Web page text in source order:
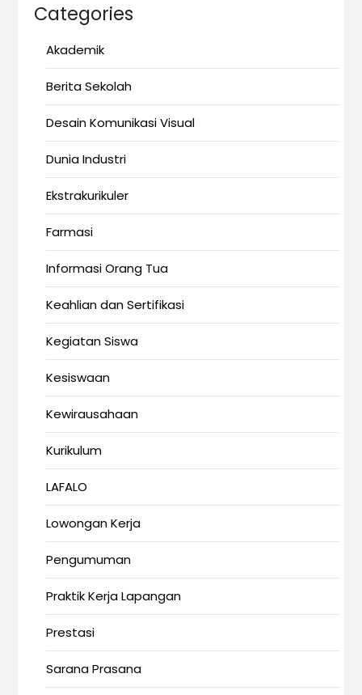
Categories
Akademik
Berita Sekolah
Desain Komunikasi Visual
Dunia Industri
Ekstrakurikuler
Farmasi
Informasi Orang Tua
Keahlian dan Sertifikasi
Kegiatan Siswa
Kesiswaan
Kewirausahaan
Kurikulum
LAFALO
Lowongan Kerja
Pengumuman
Praktik Kerja Lapangan
Prestasi
Sarana Prasana